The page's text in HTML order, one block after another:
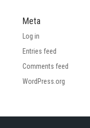
Meta
Log in
Entries feed
Comments feed
WordPress.org